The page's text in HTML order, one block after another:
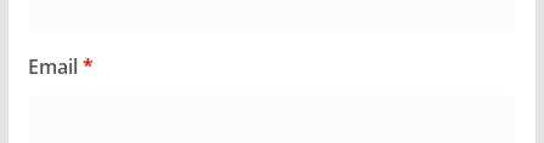
Email*